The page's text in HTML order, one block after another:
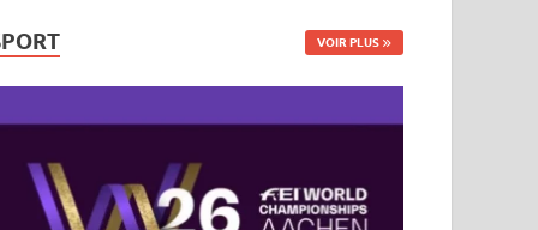
VOIR PLUS